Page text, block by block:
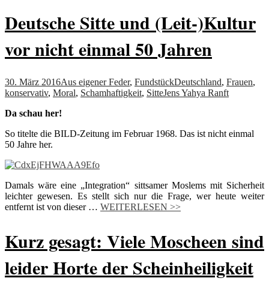
Deutsche Sitte und (Leit-)Kultur
vor nicht einmal 50 Jahren
30. März 2016Aus eigener Feder, FundstückDeutschland, Frauen,
konservativ, Moral, Schamhaftigkeit, SitteJens Yahya Ranft
Da schau her!
So titelte die BILD-Zeitung im Februar 1968. Das ist nicht einmal
50 Jahre her.
Damals wäre eine „Integration“ sittsamer Moslems mit Sicherheit
leichter gewesen. Es stellt sich nur die Frage, wer heute weiter
entfernt ist von dieser … WEITERLESEN >>
Kurz gesagt: Viele Moscheen sind
leider Horte der Scheinheiligkeit